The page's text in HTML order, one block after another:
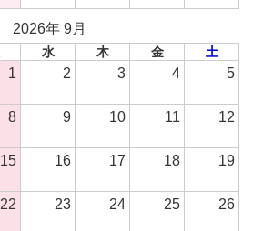
2026年 9月
水 木 金 土
1 2 3 4 5
8 9 10 11 12
15 16 17 18 19
22 23 24 25 26